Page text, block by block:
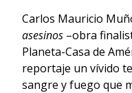
Carlos Mauricio
asesinos –obra
Planeta-Casa de
reportaje un vívido
sangre y fuego que